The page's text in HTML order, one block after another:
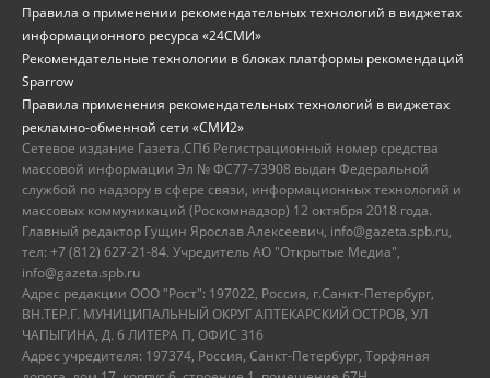
Правила о применении рекомендательных технологий в виджетах
информационного ресурса «24СМИ»
Рекомендательные технологии в блоках платформы рекомендаций
Sparrow
Правила применения рекомендательных технологий в виджетах
рекламно-обменной сети «СМИ2»
Сетевое издание Газета.СПб Регистрационный номер средства
массовой информации Эл № ФС77-73908 выдан Федеральной
службой по надзору в сфере связи, информационных технологий и
массовых коммуникаций (Роскомнадзор) 12 октября 2018 года.
Главный редактор Гущин Ярослав Алексеевич, info@gazeta.spb.ru,
тел: +7 (812) 627-21-84. Учредитель АО "Открытые Медиа",
info@gazeta.spb.ru
Адрес редакции ООО "Рост": 197022, Россия, г.Санкт-Петербург,
ВН.ТЕР.Г. МУНИЦИПАЛЬНЫЙ ОКРУГ АПТЕКАРСКИЙ ОСТРОВ, УЛ
ЧАПЫГИНА, Д. 6 ЛИТЕРА П, ОФИС 316
Адрес учредителя: 197374, Россия, Санкт-Петербург, Торфяная